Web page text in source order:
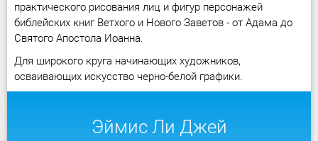
практического рисования лиц и фигур персонажей
библейских книг Ветхого и Нового Заветов - от Адама до
Святого Апостола Иоанна.
Для широкого круга начинающих художников,
осваивающих искусство черно-белой графики.
Эймис Ли Джей